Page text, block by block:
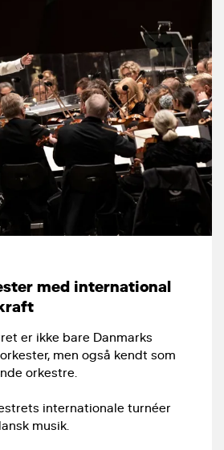
med international
er ikke bare Danmarks
men også kendt som
orkestre.
internationale turnéer
musik.